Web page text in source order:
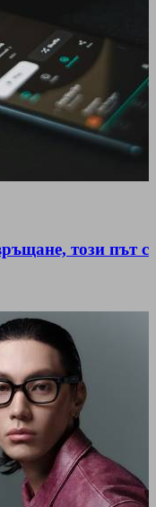
този път с